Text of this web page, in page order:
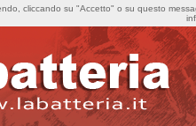
cliccando su "Accetto" o su questo